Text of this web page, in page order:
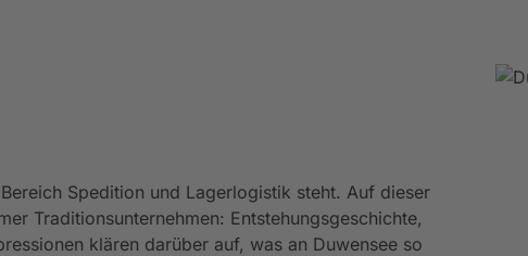
Spedition und Lagerlogistik steht. Auf dieser
Traditionsunternehmen: Entstehungsgeschichte,
klären darüber auf, was an Duwensee so